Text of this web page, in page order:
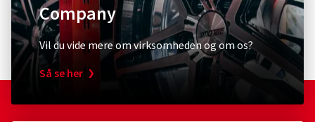
Company
Vil du vide mere om virksomheden og om os?
Så se her